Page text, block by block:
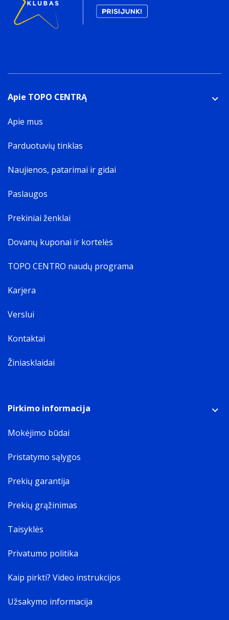
Apie TOPO CENTRĄ
Apie mus
Parduotuvių tinklas
Naujienos, patarimai ir gidai
Paslaugos
Prekiniai ženklai
Dovanų kuponai ir kortelės
TOPO CENTRO naudų programa
Karjera
Verslui
Kontaktai
Žiniasklaidai
Pirkimo informacija
Mokėjimo būdai
Pristatymo sąlygos
Prekių garantija
Prekių grąžinimas
Taisyklės
Privatumo politika
Kaip pirkti? Video instrukcijos
Užsakymo informacija